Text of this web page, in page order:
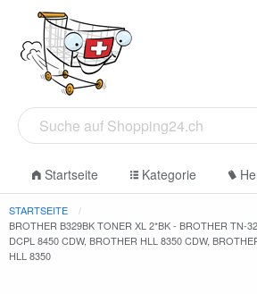
Startseite Kategorie
STARTSEITE
BROTHER B329BK TONER XL 2*BK - BROTHER TN-
DCPL 8450 CDW, BROTHER HLL 8350 CDW,
HLL 8350